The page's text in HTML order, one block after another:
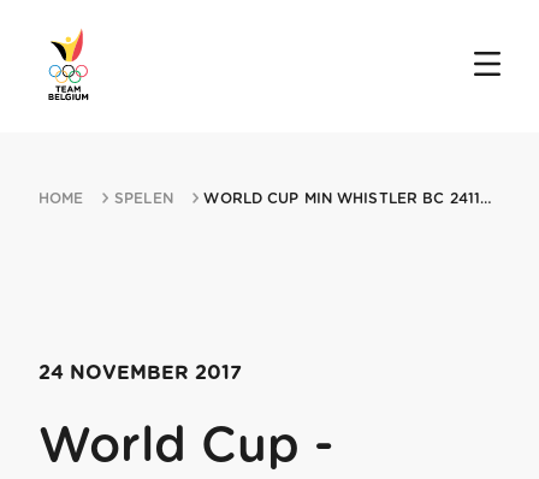
HOME SPELEN WORLD CUP MIN WHISTLER BC 24112017 WHISTLER
24 NOVEMBER 2017
World Cup -